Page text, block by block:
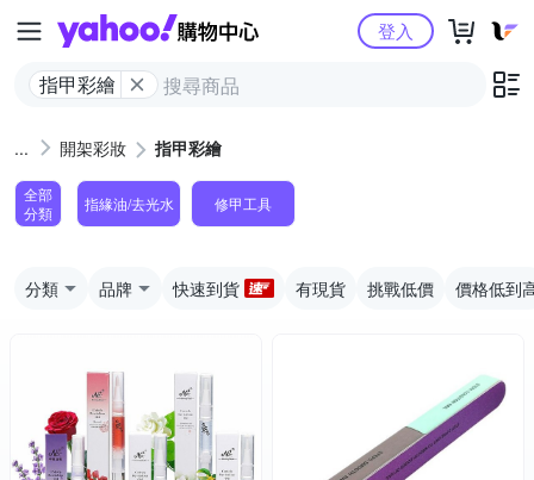
Yahoo購物中心
指甲彩繪
登入
開架彩妝 指甲彩繪
全部
分類
指緣油/去光水 修甲工具
分類 品牌 快速到貨 有現貨 挑戰低價 價格低到